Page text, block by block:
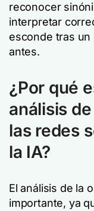
reconocer
interpretar
esconde tras un
antes.
¿Por qué
análisis
las redes
la IA?
El análisis de la
importante, ya